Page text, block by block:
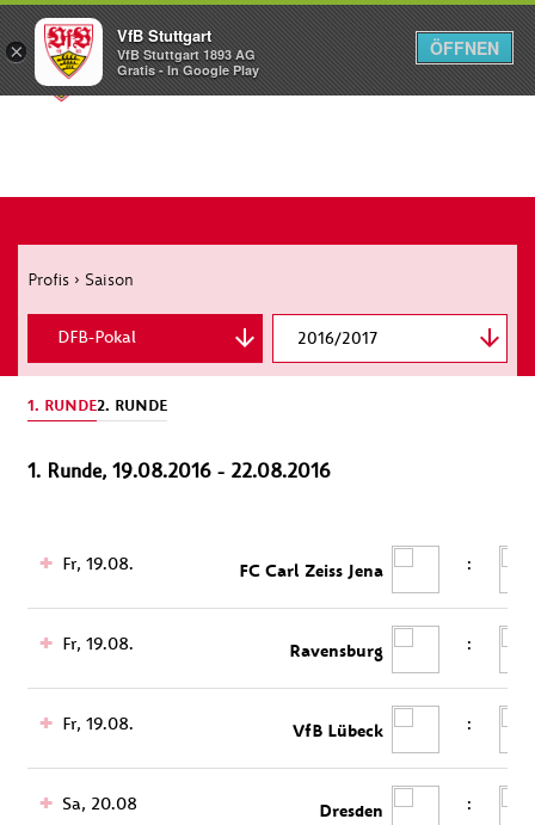
Menü
Profis › Saison
2016/2017
2. Bundesliga
DFB-Pokal
1. RUNDE2. RUNDE
1. Runde, 19.08.2016 - 22.08.2016
Fr, 19.08. FC Carl Zeiss Jena :
Fr, 19.08. Ravensburg :
Fr, 19.08. VfB Lübeck :
Sa, 20.08. Dresden :
×
VfB Stuttgart
VfB Stuttgart 1893 AG
Gratis - In Google Play
ÖFFNEN